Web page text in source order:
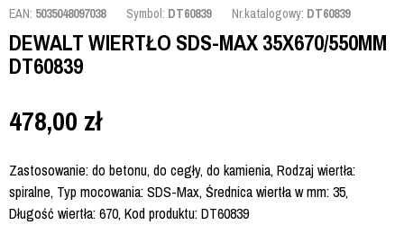
EAN: 5035048097038 Symbol: DT60839 Nr.katalogowy: DT60839
DEWALT WIERTŁO SDS-MAX 35X670/550MM
DT60839
478,00 zł
Zastosowanie: do betonu, do cegły, do kamienia, Rodzaj wiertła:
spiralne, Typ mocowania: SDS-Max, Średnica wiertła w mm: 35,
Długość wiertła: 670, Kod produktu: DT60839